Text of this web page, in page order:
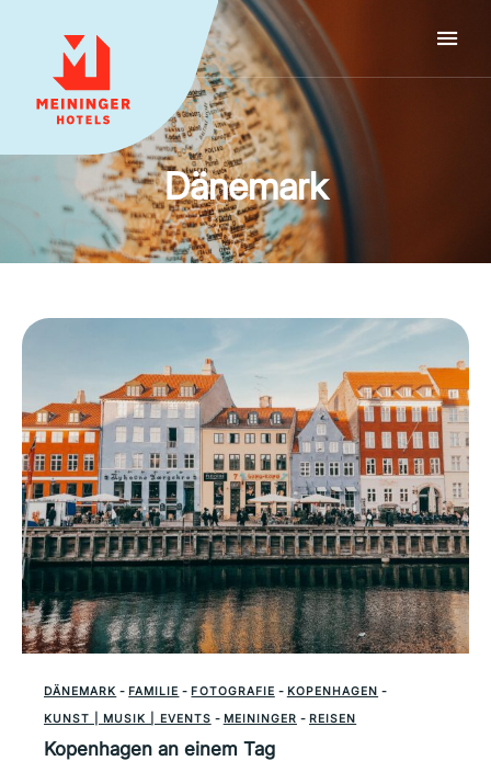
MEININGER HOTELSDänemark
DÄNEMARK - FAMILIE - FOTOGRAFIE - KOPENHAGEN -
KUNST | MUSIK | EVENTS - MEININGER - REISEN
Kopenhagen an einem Tag